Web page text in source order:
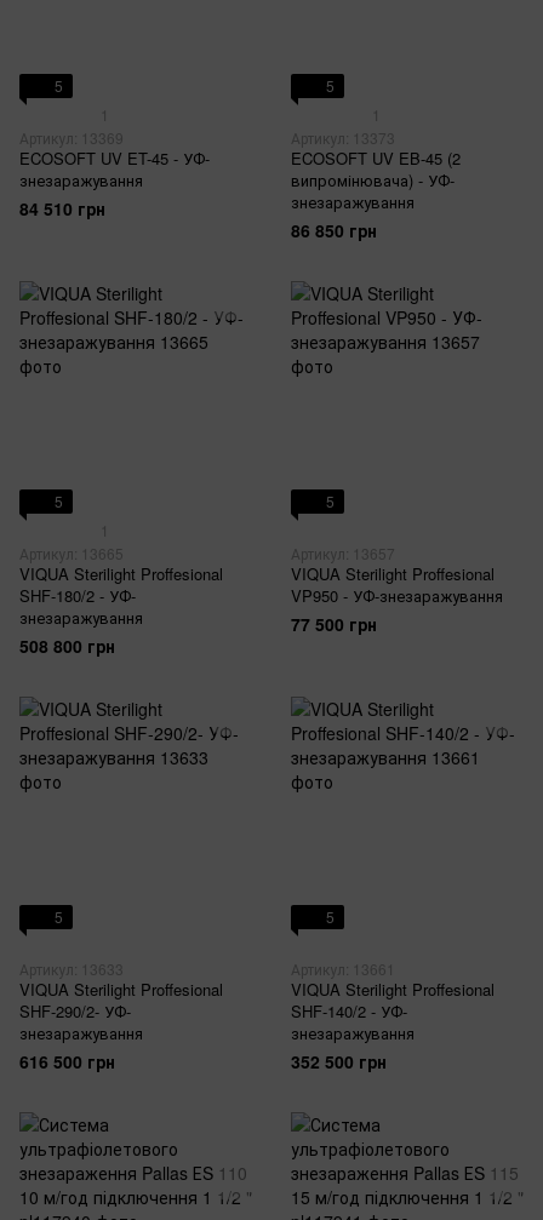
5
1
Артикул: 13369
ECOSOFT UV ET-45 - УФ-
знезаражування
84 510 грн
5
1
Артикул: 13373
ECOSOFT UV EB-45 (2
випромінювача) - УФ-
знезаражування
86 850 грн
5
1
Артикул: 13665
VIQUA Sterilight Proffesional
SHF-180/2 - УФ-
знезаражування
508 800 грн
5
Артикул: 13657
VIQUA Sterilight Proffesional
VP950 - УФ-знезаражування
77 500 грн
5
Артикул: 13633
VIQUA Sterilight Proffesional
SHF-290/2- УФ-
знезаражування
616 500 грн
5
Артикул: 13661
VIQUA Sterilight Proffesional
SHF-140/2 - УФ-
знезаражування
352 500 грн